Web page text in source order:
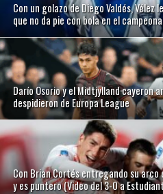
Con un golazo de Diego Valdés, Vélez
que no da pie con bola en el
Darío Osorio y el Midtjylland cayeron
despidieron de Europa League
Con Brian Cortés entregando su
y es puntero (Video del 3-0 a